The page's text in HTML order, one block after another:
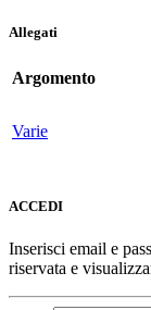
Allegati
Argomento
Varie
ACCEDI
Inserisci email e
riservata e